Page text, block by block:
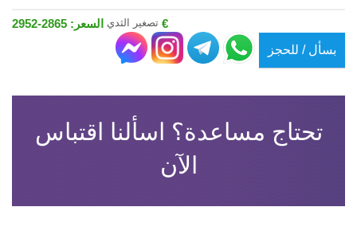
تصغير الثدي السعر: 2865-2952 €
بسأل / للحجز
تحتاج مساعدة؟ اسألنا اقتباس
الآن